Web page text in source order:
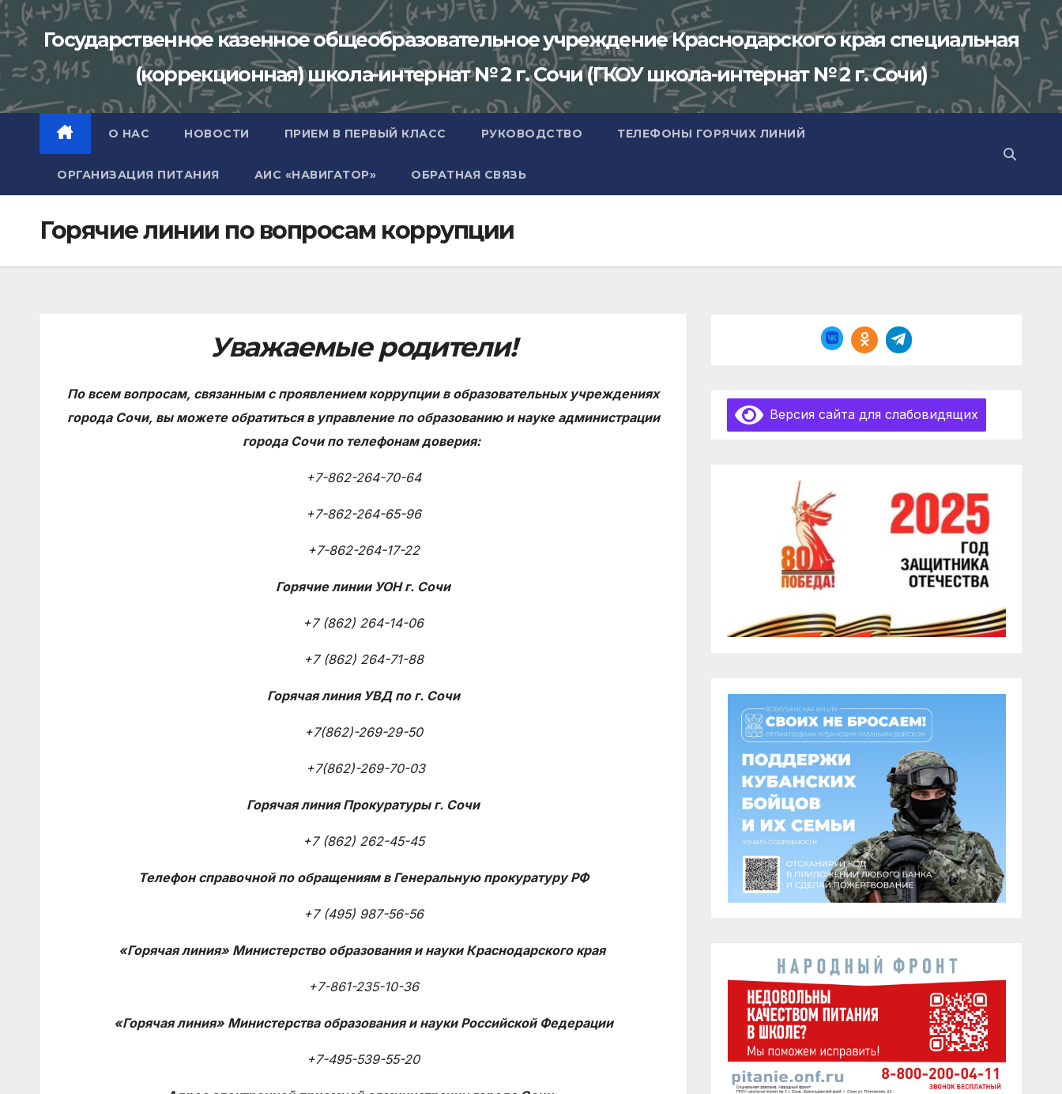
Перейти
к
содержимому
Государственное казенное общеобразовательное учреждение Краснодарского края специальная
(коррекционная) школа-интернат № 2 г. Сочи (ГКОУ школа-интернат № 2 г. Сочи)
О НАС НОВОСТИ ПРИЕМ В ПЕРВЫЙ КЛАСС РУКОВОДСТВО ТЕЛЕФОНЫ ГОРЯЧИХ ЛИНИЙ
ОРГАНИЗАЦИЯ ПИТАНИЯ АИС «НАВИГАТОР» ОБРАТНАЯ СВЯЗЬ
Горячие линии по вопросам коррупции
Уважаемые родители!
По всем вопросам, связанным с проявлением коррупции в образовательных учреждениях
города Сочи, вы можете обратиться в управление по образованию и науке администрации
города Сочи по телефонам доверия:
+7-862-264-70-64
+7-862-264-65-96
+7-862-264-17-22
Горячие линии УОН г. Сочи
+7 (862) 264-14-06
+7 (862) 264-71-88
Горячая линия УВД по г. Сочи
+7(862)-269-29-50
+7(862)-269-70-03
Горячая линия Прокуратуры г. Сочи
+7 (862) 262-45-45
Телефон справочной по обращениям в Генеральную прокуратуру РФ
+7 (495) 987-56-56
«Горячая линия» Министерство образования и науки Краснодарского края
+7-861-235-10-36
«Горячая линия» Министерства образования и науки Российской Федерации
+7-495-539-55-20
Версия сайта для слабовидящих